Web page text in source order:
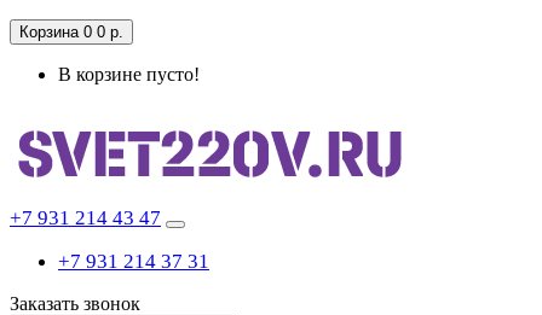
Корзина 0 0 р.
В корзине пусто!
+7 931 214 43 47
+7 931 214 37 31
Заказать звонок